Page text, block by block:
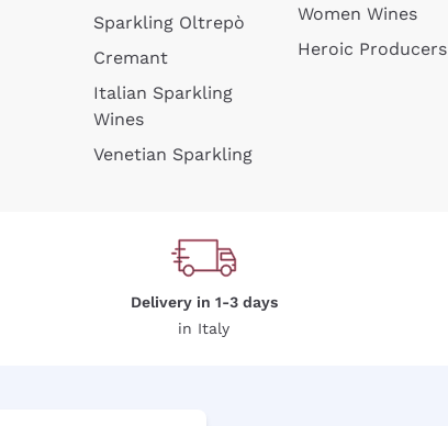
Sparkling Oltrepò
Cremant
Italian Sparkling
Wines
Venetian Sparkling
Women Wines
Heroic Producers
Delivery in 1-3 days
in Italy